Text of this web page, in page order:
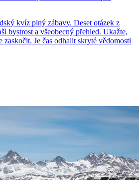
kvíz plný zábavy. Deset otázek z
bystrost a všeobecný přehled. Ukažte,
zaskočit. Je čas odhalit skryté vědomosti